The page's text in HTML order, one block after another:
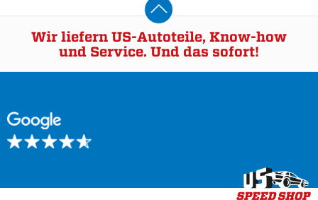
Wir liefern US-Autoteile, Know-how
und Service. Und das sofort!